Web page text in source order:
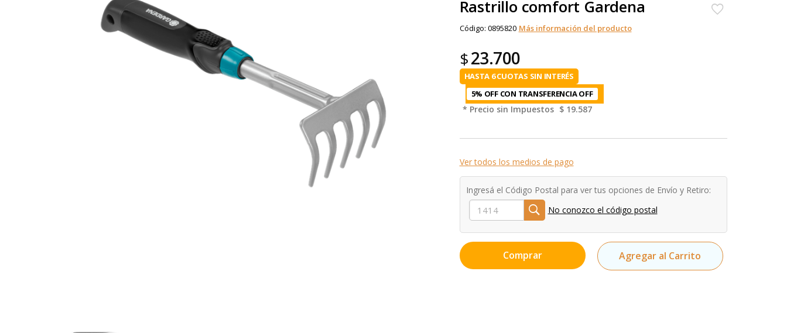
Rastrillo comfort Gardena
Código: 0895820 Más información del producto
$23.700
HASTA 6 CUOTAS SIN INTERÉS
5% OFF CON TRANSFERENCIA
* Precio sin Impuestos $ 19.587
Ver todos los medios de pago
Ingresá el Código Postal para ver tus opciones de Envío y Retiro:
No conozco el código postal
Comprar Agregar al Carrito